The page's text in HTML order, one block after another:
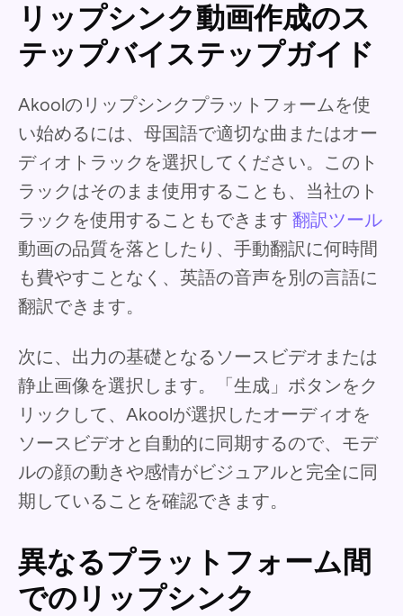
リップシンク動画作成のス
テップバイステップガイド
Akoolのリップシンクプラットフォームを使
い始めるには、母国語で適切な曲またはオー
ディオトラックを選択してください。このト
ラックはそのまま使用することも、当社のト
ラックを使用することもできます 翻訳ツール
動画の品質を落としたり、手動翻訳に何時間
も費やすことなく、英語の音声を別の言語に
翻訳できます。
次に、出力の基礎となるソースビデオまたは
静止画像を選択します。「生成」ボタンをク
リックして、Akoolが選択したオーディオを
ソースビデオと自動的に同期するので、モデ
ルの顔の動きや感情がビジュアルと完全に同
期していることを確認できます。
異なるプラットフォーム間
でのリップシンク